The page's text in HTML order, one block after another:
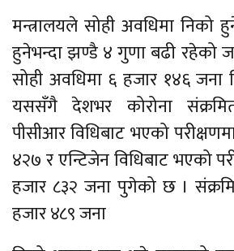
मन्त्रालयले सोही अवधिमा निको
हुनेभन्दा झण्डै ४ गुणा बढी रहेको
सोही अवधिमा ६ हजार १४६
यससँगै देशभर कोरोना
पीसीआर विधिबाट भएको
४२७ र एन्टिजेन विधिबाट भएको
हजार ८३२ जना पुगेको छ ।
हजार ४८९ जना